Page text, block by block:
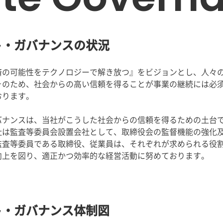
ガバナンスの状況
可能性をテクノロジーで解き放つ』をビジョンとし、人々
ため、社会からの高い信頼を得ることが事業の継続には必
ます。
ンスは、当社がこうした社会からの信頼を得るための土台
監査等委員会設置会社として、取締役会の監督機能の強化
等委員である取締役、従業員は、それぞれが求められる役
を図り、適正かつ効率的な経営活動に努めております。
ガバナンス体制図